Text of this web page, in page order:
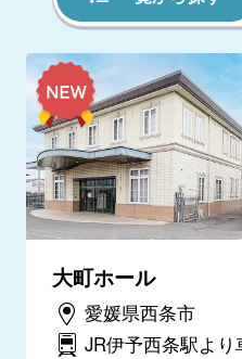
大町ホール
愛媛県西条市
JR伊予西条駅より